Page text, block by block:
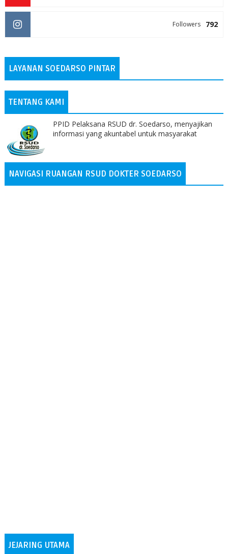
792
Followers
LAYANAN SOEDARSO PINTAR
TENTANG KAMI
PPID Pelaksana RSUD dr. Soedarso, menyajikan
informasi yang akuntabel untuk masyarakat
NAVIGASI RUANGAN RSUD DOKTER SOEDARSO
JEJARING UTAMA